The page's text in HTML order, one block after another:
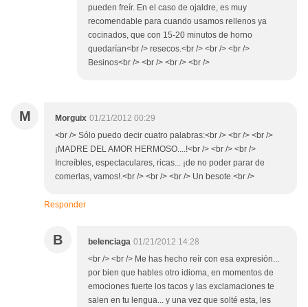
pueden freír. En el caso de ojaldre, es muy
recomendable para cuando usamos rellenos ya
cocinados, que con 15-20 minutos de horno
quedarían<br /> resecos.<br /> <br /> <br />
Besinos<br /> <br /> <br /> <br />
M Morguix 01/21/2012 00:29
<br /> Sólo puedo decir cuatro palabras:<br /> <br /> <br />
¡MADRE DEL AMOR HERMOSO....!<br /> <br /> <br />
Increíbles, espectaculares, ricas... ¡de no poder parar de
comerlas, vamos!.<br /> <br /> <br /> Un besote.<br />
Responder
B belenciaga 01/21/2012 14:28
<br /> <br /> Me has hecho reír con esa expresión...
por bien que hables otro idioma, en momentos de
emociones fuerte los tacos y las exclamaciones te
salen en tu lengua... y una vez que solté esta, les